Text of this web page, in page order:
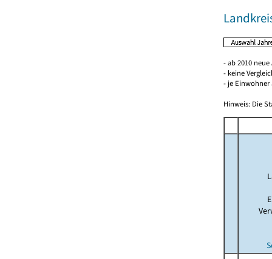
- ab 2010
- keine
- je Einwohner
Hinweis: Die